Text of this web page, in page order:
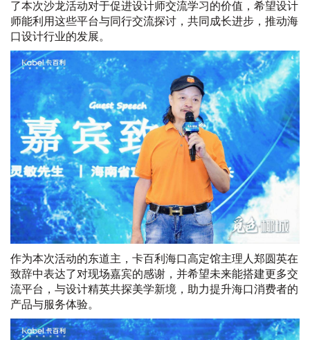
了本次沙龙活动对于促进设计师交流学习的价值，希望设计
师能利用这些平台与同行交流探讨，共同成长进步，推动海
口设计行业的发展。
作为本次活动的东道主，卡百利海口高定馆主理人郑圆英在
致辞中表达了对现场嘉宾的感谢，并希望未来能搭建更多交
流平台，与设计精英共探美学新境，助力提升海口消费者的
产品与服务体验。